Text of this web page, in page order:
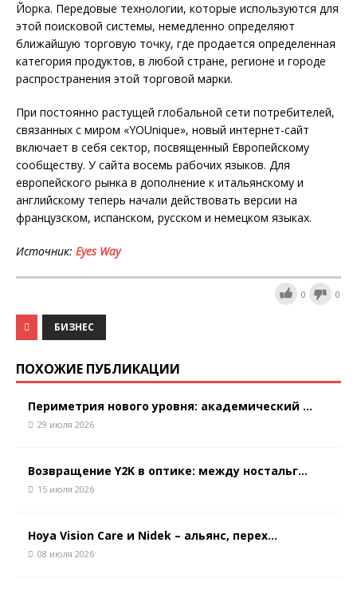
Йорка. Передовые технологии, которые используются для
этой поисковой системы, немедленно определяют
ближайшую торговую точку, где продается определенная
категория продуктов, в любой стране, регионе и городе
распространения этой торговой марки.
При постоянно растущей глобальной сети потребителей,
связанных с миром «YOUnique», новый интернет-сайт
включает в себя сектор, посвященный Европейскому
сообществу. У сайта восемь рабочих языков. Для
европейского рынка в дополнение к итальянскому и
английскому теперь начали действовать версии на
французском, испанском, русском и немецком языках.
Источник: Eyes Way
0 0
БИЗНЕС
ПОХОЖИЕ ПУБЛИКАЦИИ
Периметрия нового уровня: академический ...
29 июля 2026
Возвращение Y2K в оптике: между ностальг...
15 июля 2026
Hoya Vision Care и Nidek – альянс, перех...
08 июля 2026